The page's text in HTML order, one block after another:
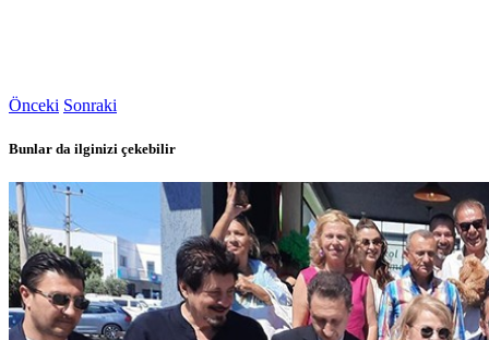
Önceki Sonraki
Bunlar da ilginizi çekebilir